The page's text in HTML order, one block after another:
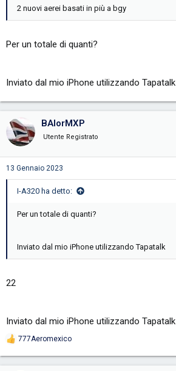
2 nuovi aerei basati in più a bgy
Per un totale di quanti?
Inviato dal mio iPhone utilizzando Tapatalk
BAlorMXP
Utente Registrato
13 Gennaio 2023
I-A320 ha detto:
Per un totale di quanti?
Inviato dal mio iPhone utilizzando Tapatalk
22
Inviato dal mio iPhone utilizzando Tapatalk
R
777Aeromexico